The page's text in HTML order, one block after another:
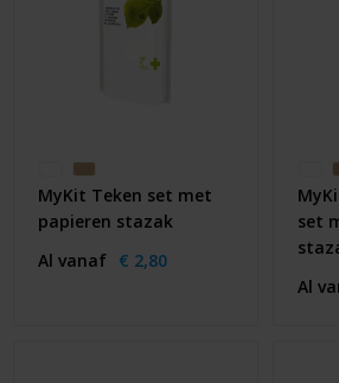
MyKit Teken set met
papieren stazak
Al vanaf € 2,80
set
Al